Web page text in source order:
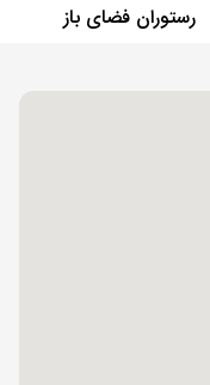
رستوران فضای باز